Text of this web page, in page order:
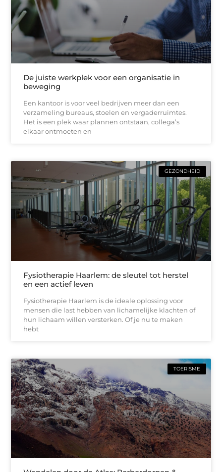
De juiste werkplek voor een organisatie in
beweging
Een kantoor is voor veel bedrijven meer dan een
verzameling bureaus, stoelen en vergaderruimtes.
Het is een plek waar plannen ontstaan, collega’s
elkaar ontmoeten en
GEZONDHEID
Fysiotherapie Haarlem: de sleutel tot herstel
en een actief leven
Fysiotherapie Haarlem is de ideale oplossing voor
mensen die last hebben van lichamelijke klachten of
hun lichaam willen versterken. Of je nu te maken
hebt
TOERISME